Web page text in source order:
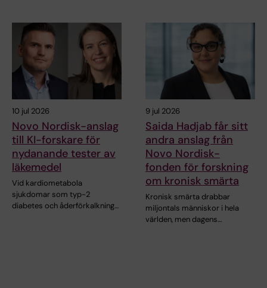
10 jul 2026
Novo Nordisk-anslag
till KI-forskare för
nydanande tester av
läkemedel
Vid kardiometabola
sjukdomar som typ-2
diabetes och åderförkalkning…
9 jul 2026
Saida Hadjab får sitt
andra anslag från
Novo Nordisk-
fonden för forskning
om kronisk smärta
Kronisk smärta drabbar
miljontals människor i hela
världen, men dagens…